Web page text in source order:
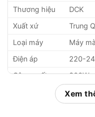
Thương hiệu
DCK
Xuất xứ
Trung
Loại máy
Máy
Điện áp
220-
Công suất
800W
Tốc độ không
9,000
Xem